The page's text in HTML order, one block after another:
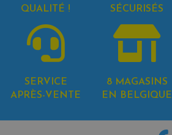
QUALITÉ !
SÉCURISÉS
SERVICE
APRÈS-VENTE
8 MAGASINS
EN BELGIQUE